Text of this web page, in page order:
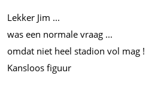
Lekker Jim ...
was een normale vraag ...
omdat niet heel stadion vol mag !
Kansloos figuur